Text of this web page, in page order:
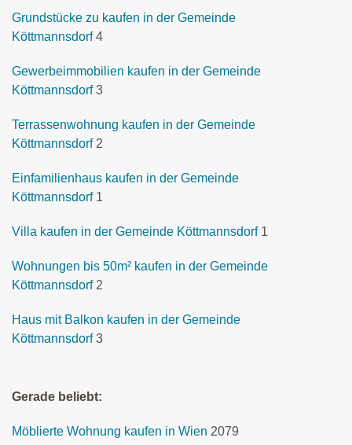
Grundstücke zu kaufen in der Gemeinde
Köttmannsdorf 4
Gewerbeimmobilien kaufen in der Gemeinde
Köttmannsdorf 3
Terrassenwohnung kaufen in der Gemeinde
Köttmannsdorf 2
Einfamilienhaus kaufen in der Gemeinde
Köttmannsdorf 1
Villa kaufen in der Gemeinde Köttmannsdorf 1
Wohnungen bis 50m² kaufen in der Gemeinde
Köttmannsdorf 2
Haus mit Balkon kaufen in der Gemeinde
Köttmannsdorf 3
Gerade beliebt:
Möblierte Wohnung kaufen in Wien 2079